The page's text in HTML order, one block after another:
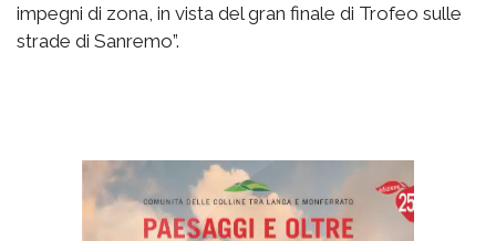
impegni di zona, in vista del gran finale di Trofeo sulle
strade di Sanremo”.